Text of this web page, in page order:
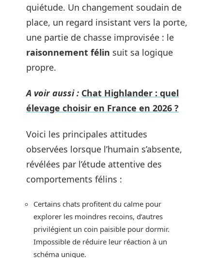
quiétude. Un changement soudain de
place, un regard insistant vers la porte,
une partie de chasse improvisée : le
raisonnement félin suit sa logique
propre.
A voir aussi : Chat Highlander : quel
élevage choisir en France en 2026 ?
Voici les principales attitudes
observées lorsque l’humain s’absente,
révélées par l’étude attentive des
comportements félins :
Certains chats profitent du calme pour
explorer les moindres recoins, d’autres
privilégient un coin paisible pour dormir.
Impossible de réduire leur réaction à un
schéma unique.